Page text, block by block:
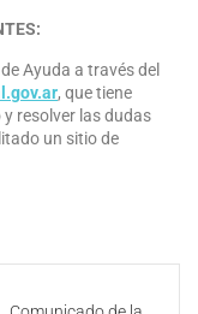
Ayuda a través del
, que tiene
resolver las dudas
un sitio de